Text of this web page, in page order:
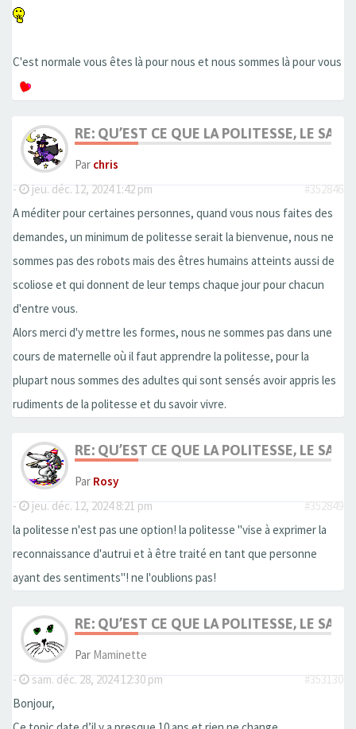
C'est normale vous êtes là pour nous et nous sommes là pour vous
RE: QU’EST CE QUE LA POLITESSE, LE
Par chris
-
jeu. déc. 12, 2024 1:42 pm
#352846
A méditer pour certaines personnes, quand vous nous faites des
demandes, un minimum de politesse serait la bienvenue, nous ne
sommes pas des robots mais des êtres humains atteints aussi de
scoliose et qui donnent de leur temps chaque jour pour chacun
d'entre vous.
Alors merci d'y mettre les formes, nous ne sommes pas dans une
cours de maternelle où il faut apprendre la politesse, pour la
plupart nous sommes des adultes qui sont sensés avoir appris les
rudiments de la politesse et du savoir vivre.
RE: QU’EST CE QUE LA POLITESSE, LE
Par Rosy
-
jeu. déc. 12, 2024 8:21 pm
#352849
la politesse n'est pas une option! la politesse "vise à exprimer la
reconnaissance d'autrui et à être traité en tant que personne
ayant des sentiments"! ne l'oublions pas!
RE: QU’EST CE QUE LA POLITESSE, LE
Par Maminette
-
sam. déc. 28, 2024 12:30 pm
#353130
Bonjour,